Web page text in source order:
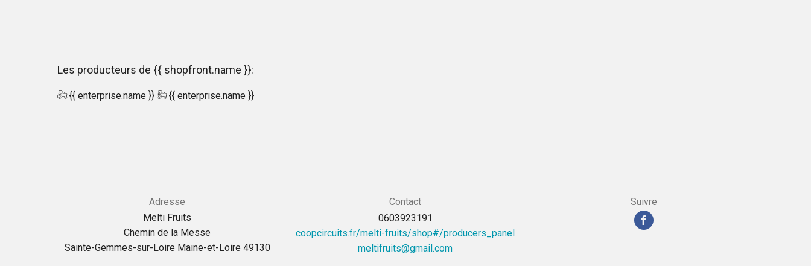
Les producteurs de {{ shopfront.name }}:
{{ enterprise.name }} {{ enterprise.name }}
Adresse
Melti Fruits
Chemin de la Messe
Sainte-Gemmes-sur-Loire Maine-et-Loire 49130
Contact
0603923191
coopcircuits.fr/melti-fruits/shop#/producers_panel
moc.liamg@stiurfitlem
Suivre